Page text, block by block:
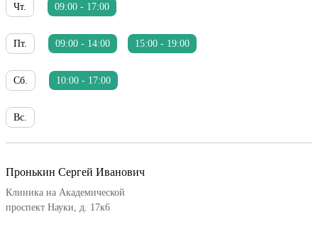
Чт. 09:00 - 17:00
Пт. 09:00 - 14:00 15:00 - 19:00
Сб. 10:00 - 17:00
Вс.
Пронькин Сергей Иванович
Клиника на Академической
проспект Науки, д. 17к6